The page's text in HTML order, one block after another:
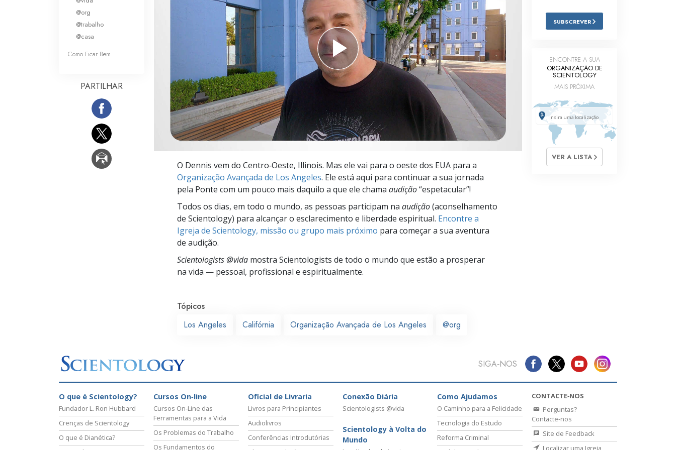
O que é a Grandeza?
Respostas às Drogas
Crianças
Ferramentas para o Local do Trabalho
Ética e as Condições
A Causa da Supressão
Investigações
Bases da Organização
Fundamentos das Relações Públicas
O Dennis vem do Centro‑Oeste, Illinois. Mas ele vai para o oeste dos EUA para a
Organização Avançada de Los Angeles. Ele está aqui para continuar a sua jornada
pela Ponte com um pouco mais daquilo a que ele chama audição“espetacular”!
Todos os dias, em todo o mundo, as pessoas participam na audição(aconselhamento
de Scientology) para alcançar o esclarecimento e liberdade espiritual. Encontre a
Igreja de Scientology, missão ou grupo mais próximo para começar a sua aventura
de audição.
Scientologists @vida mostra Scientologists de todo o mundo que estão a prosperar
na vida — pessoal, profissional e espiritualmente.
Tópicos
Los Angeles
Califórnia Organização Avançada de Los Angeles @org
@org
@trabalho
@casa
Como Ficar Bem
PARTILHAR
SUBSCREVER
ENCONTRE A SUA
ORGANIZAÇÃO DE
SCIENTOLOGY
MAIS PRÓXIMA
VER A LISTA
SIGA‑NOS
O que é Scientology?
Fundador L. Ron Hubbard
Crenças de Scientology
O que é Dianética?
Cursos On‑line
Cursos On‑Line das
Ferramentas para a Vida
Os Problemas do Trabalho
Os Fundamentos do
Oficial de Livraria
Livros para Principiantes
Audiolivros
Conferências Introdutórias
Conexão Diária
Scientologists @vida
Scientology à Volta do
Mundo
Como Ajudamos
O Caminho para a Felicidade
Tecnologia do Estudo
Reforma Criminal
CONTACTE‑NOS
Perguntas?
Contacte‑nos
Site de Feedback
Localizar uma Igreja